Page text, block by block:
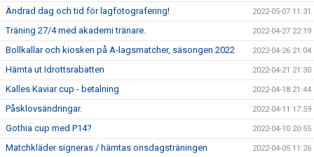
Ändrad dag och tid för lagfotografering! 2022-05-07 11:31
Träning 27/4 med akademi tränare. 2022-04-27 22:19
Bollkallar och kiosken på A-lagsmatcher, säsongen 2022 2022-04-26 21:04
Hämta ut Idrottsrabatten 2022-04-21 21:30
Kalles Kaviar cup - betalning 2022-04-18 21:44
Påsklovsändringar. 2022-04-11 17:59
Gothia cup med P14? 2022-04-10 20:55
Matchkläder signeras / hämtas onsdagsträningen 2022-04-05 11:26